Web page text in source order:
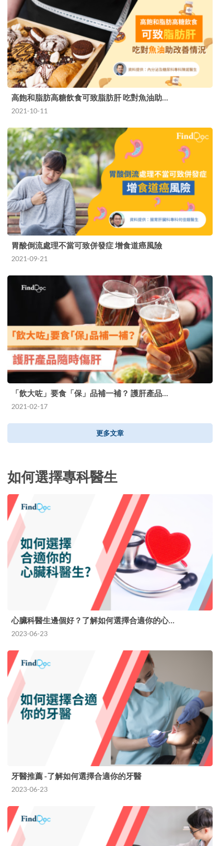
高飽和脂肪高糖飲食可致脂肪肝 吃對魚油助…
2021-10-11
胃酸倒流處理不當可致併發症 增食道癌風險
2021-09-21
「飲大咗」要食「保」品補一補？ 護肝產品…
2021-02-17
更多文章
如何選擇專科醫生
心臟科醫生邊個好？了解如何選擇合適你的心…
2023-06-23
牙醫推薦 -了解如何選擇合適你的牙醫
2023-06-23